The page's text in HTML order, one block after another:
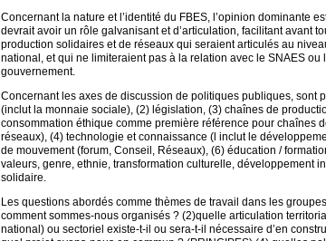
Concernant la nature et l’identité du FBES, l’opinion dominante
devrait avoir un rôle galvanisant et d’articulation, facilitant avant
production solidaires et de réseaux qui seraient articulés au
national, et qui ne limiteraient pas à la relation avec le SNAES ou
gouvernement.
Concernant les axes de discussion de politiques publiques, sont
(inclut la monnaie sociale), (2) législation, (3) chaînes de
consommation éthique comme première référence pour chaînes
réseaux), (4) technologie et connaissance (l inclut le
de mouvement (forum, Conseil, Réseaux), (6) éducation /
valeurs, genre, ethnie, transformation culturelle, développement
solidaire.
Les questions abordés comme thèmes de travail dans les
comment sommes-nous organisés ? (2)quelle articulation
national) ou sectoriel existe-t-il ou sera-t-il nécessaire d’en